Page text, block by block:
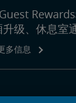
容
链
接
感受高山滑雪的激
流上游弋。
Trail从
。挑战世界
级、休息室
多信息